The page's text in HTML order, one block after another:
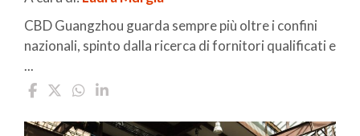
CBD Guangzhou guarda sempre più oltre i confini
nazionali, spinto dalla ricerca di fornitori qualificati e
...